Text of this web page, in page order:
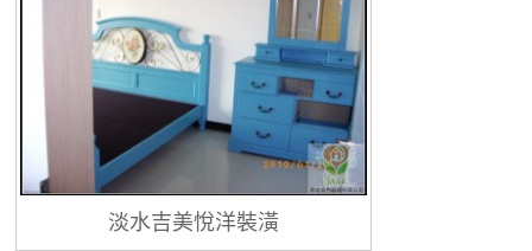
淡水吉美悅洋裝潢